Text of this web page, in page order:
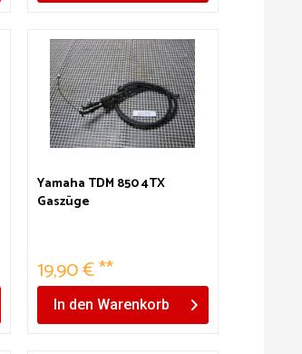
Yamaha TDM 850 4TX
Gaszüge
19,90 € **
In den Warenkorb